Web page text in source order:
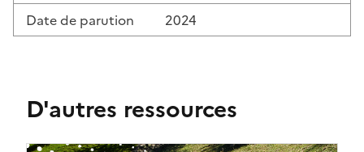
Date de parution
2024
D'autres ressources